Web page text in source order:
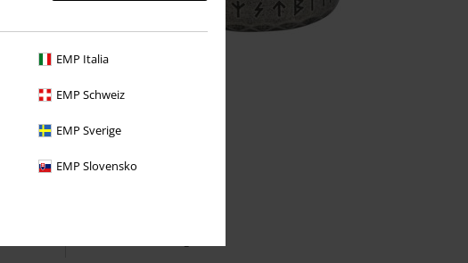
EMP Italia
EMP Schweiz
EMP Sverige
EMP Slovensko